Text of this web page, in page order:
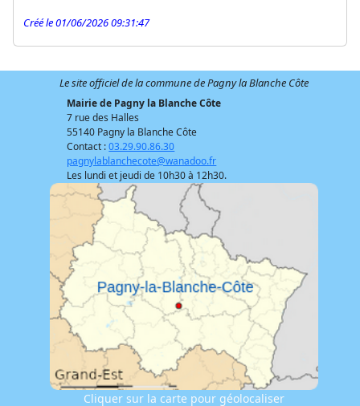
Créé le 01/06/2026 09:31:47
Le site officiel de la commune de Pagny la Blanche Côte
Mairie de Pagny la Blanche Côte
7 rue des Halles
55140 Pagny la Blanche Côte
Contact :03.29.90.86.30
pagnylablanchecote@wanadoo.fr
Les lundi et jeudi de 10h30 à 12h30.
Cliquer sur la carte pour géolocaliser